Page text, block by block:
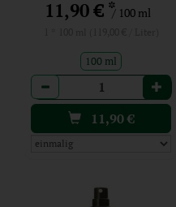
11,90 € */ 100 ml
100 ml
Anzahl
11,90€